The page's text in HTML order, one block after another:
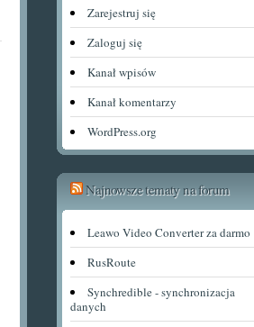
Zarejestruj się
Zaloguj się
Kanał wpisów
Kanał komentarzy
WordPress.org
Najnowsze tematy na forum
Leawo Video Converter za darmo
RusRoute
Synchredible - synchronizacja
danych